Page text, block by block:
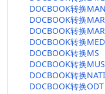
DOCBOOK转换MAN
DOCBOOK转换
DOCBOOK转换
DOCBOOK转换
DOCBOOK转换MS
DOCBOOK转换
DOCBOOK转换
DOCBOOK转换ODT